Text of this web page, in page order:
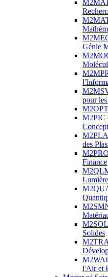
Génie
pour
M2PIC
des
Finance
Solides
l'Air et